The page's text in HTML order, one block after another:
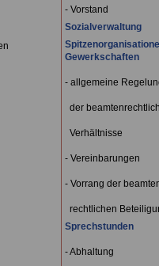
- Vorstand
Sozialverwaltung
Gewerkschaften
- allgemeine
der
Verhältnisse
- Vereinbarungen
- Vorrang der
rechtlichen
Sprechstunden
- Abhaltung